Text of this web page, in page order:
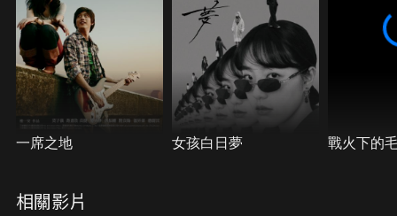
一席之地 女孩白日夢 戰火下的
相關影片